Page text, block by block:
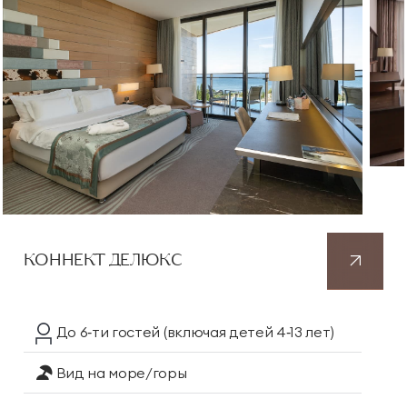
КОННЕКТ ДЕЛЮКС
До 6‑ти гостей (включая детей 4‑13 лет)
Вид на море/горы